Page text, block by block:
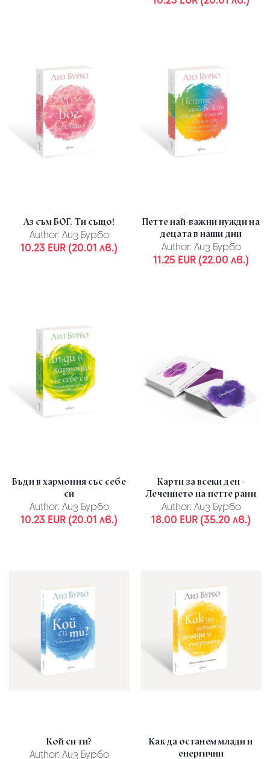
Аз съм БОГ. Ти също!
Author: Лиз Бурбо
10.23 EUR (20.01 лв.)
Петте най-важни нужди на
децата в наши дни
Author: Лиз Бурбо
11.25 EUR (22.00 лв.)
Бъди в хармония със себе
си
Author: Лиз Бурбо
10.23 EUR (20.01 лв.)
Карти за всеки ден -
Лечението на петте рани
Author: Лиз Бурбо
18.00 EUR (35.20 лв.)
Кой си ти?
Author: Лиз Бурбо
Как да останем млади и
енергични